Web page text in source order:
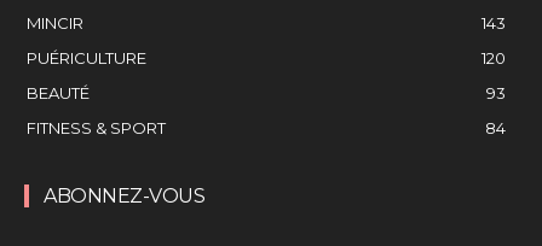
MINCIR
143
PUÉRICULTURE
120
BEAUTÉ
93
FITNESS & SPORT
84
ABONNEZ-VOUS